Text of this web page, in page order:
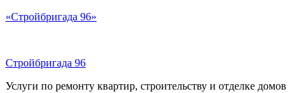
Перейти
«Стройбригада 96»
Стройбригада 96
Услуги по ремонту квартир, строительству и отделке домов